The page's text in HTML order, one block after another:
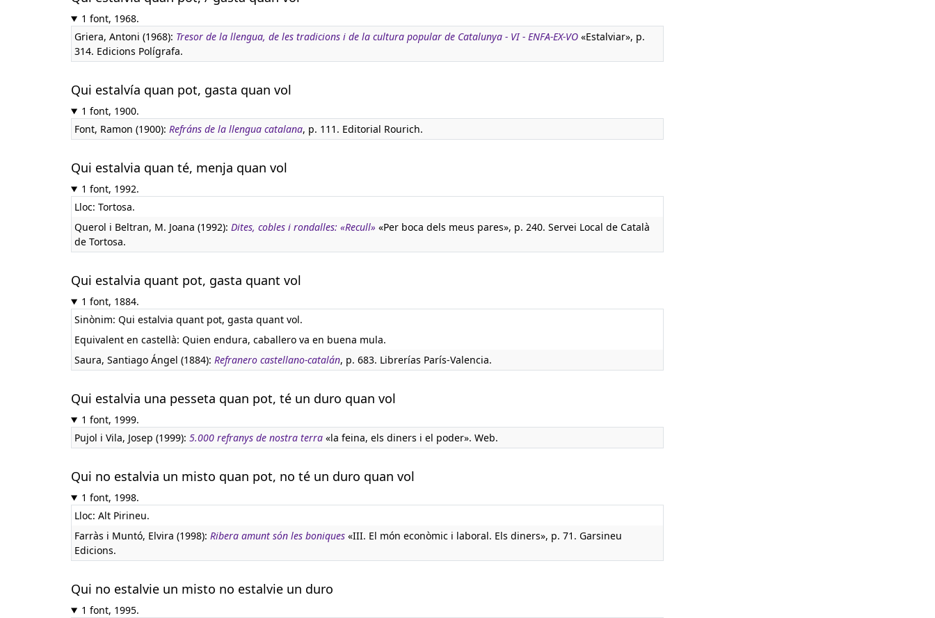
1 font, 1968.
Griera, Antoni (1968): Tresor de la llengua, de les tradicions i de la cultura popular de Catalunya - VI - ENFA-EX-VO «Estalviar», p.
314. Edicions Polígrafa.
Qui estalvía quan pot, gasta quan vol
1 font, 1900.
Font, Ramon (1900): Refráns de la llengua catalana, p. 111. Editorial Rourich.
Qui estalvia quan té, menja quan vol
1 font, 1992.
Lloc: Tortosa.
Querol i Beltran, M. Joana (1992): Dites, cobles i rondalles: «Recull» «Per boca dels meus pares», p. 240. Servei Local de Català
de Tortosa.
Qui estalvia quant pot, gasta quant vol
1 font, 1884.
Sinònim: Qui estalvia quant pot, gasta quant vol.
Equivalent en castellà: Quien endura, caballero va en buena mula.
Saura, Santiago Ángel (1884): Refranero castellano-catalán, p. 683. Librerías París-Valencia.
Qui estalvia una pesseta quan pot, té un duro quan vol
1 font, 1999.
Pujol i Vila, Josep (1999): 5.000 refranys de nostra terra «la feina, els diners i el poder». Web.
Qui no estalvia un misto quan pot, no té un duro quan vol
1 font, 1998.
Lloc: Alt Pirineu.
Farràs i Muntó, Elvira (1998): Ribera amunt són les boniques «III. El món econòmic i laboral. Els diners», p. 71. Garsineu
Edicions.
Qui no estalvie un misto no estalvie un duro
1 font, 1995.